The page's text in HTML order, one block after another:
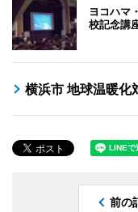
ヨコハマ
校記念講
横浜市 地球温暖化
前の